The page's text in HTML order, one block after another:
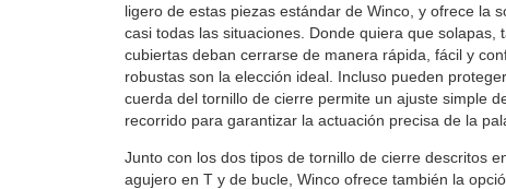
ligero de estas piezas estándar de Winco, y ofrece la
casi todas las situaciones. Donde quiera que solapas,
cubiertas deban cerrarse de manera rápida, fácil y
robustas son la elección ideal. Incluso pueden
cuerda del tornillo de cierre permite un ajuste simple
recorrido para garantizar la actuación precisa de la
Junto con los dos tipos de tornillo de cierre descritos
agujero en T y de bucle, Winco ofrece también la